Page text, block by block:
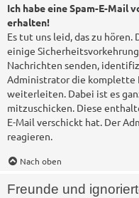
Ich habe eine Spam-E-Mail
erhalten!
Es tut uns leid, das zu hören.
einige
Nachrichten senden,
Administrator die komplette
weiterleiten. Dabei ist es
mitzuschicken. Diese
E-Mail verschickt hat. Der
reagieren.
Nach oben
Freunde und